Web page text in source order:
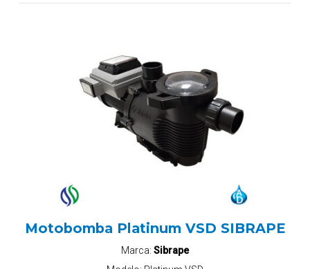
Motobomba Platinum VSD SIBRAPE
Marca: Sibrape